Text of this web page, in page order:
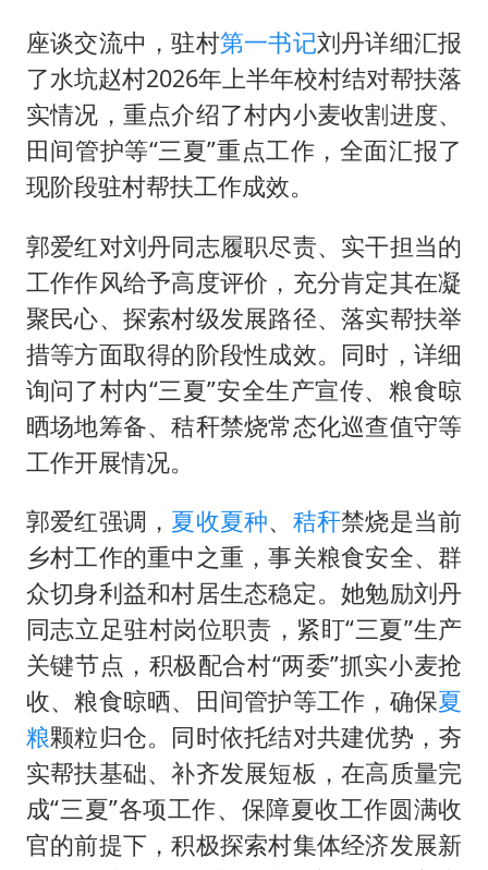
从科技创新看开局起步的时与势
座谈交流中，驻村第一书记刘丹详细汇报
了水坑赵村2026年上半年校村结对帮扶落
实情况，重点介绍了村内小麦收割进度、
田间管护等“三夏”重点工作，全面汇报了
现阶段驻村帮扶工作成效。
郭爱红对刘丹同志履职尽责、实干担当的
工作作风给予高度评价，充分肯定其在凝
聚民心、探索村级发展路径、落实帮扶举
措等方面取得的阶段性成效。同时，详细
询问了村内“三夏”安全生产宣传、粮食晾
晒场地筹备、秸秆禁烧常态化巡查值守等
工作开展情况。
郭爱红强调， 夏收夏种、 秸秆禁烧是当前
乡村工作的重中之重，事关粮食安全、群
众切身利益和村居生态稳定。她勉励刘丹
同志立足驻村岗位职责，紧盯“三夏”生产
关键节点，积极配合村“两委”抓实小麦抢
收、粮食晾晒、田间管护等工作，确保夏
粮颗粒归仓。同时依托结对共建优势，夯
实帮扶基础、补齐发展短板，在高质量完
成“三夏”各项工作、保障夏收工作圆满收
官的前提下，积极探索村集体经济发展新